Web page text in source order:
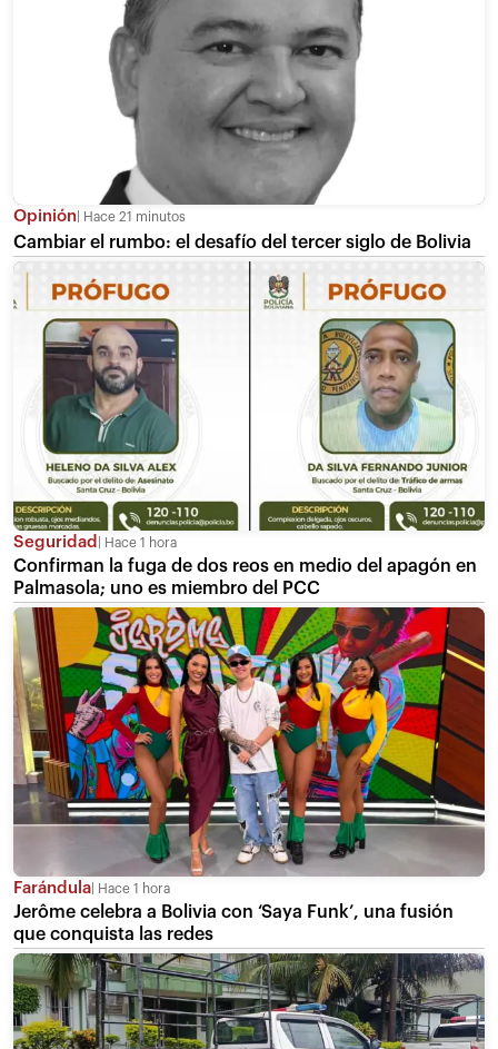
Opinión Hace 21 minutos
Cambiar el rumbo: el desafío del tercer siglo de Bolivia
Seguridad Hace 1 hora
Confirman la fuga de dos reos en medio del apagón en
Palmasola; uno es miembro del PCC
Farándula Hace 1 hora
Jerôme celebra a Bolivia con ‘Saya Funk’, una fusión
que conquista las redes